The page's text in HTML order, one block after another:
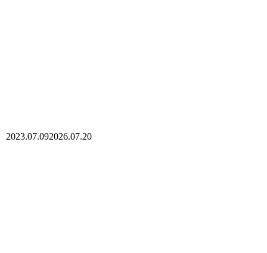
2023.07.092026.07.20